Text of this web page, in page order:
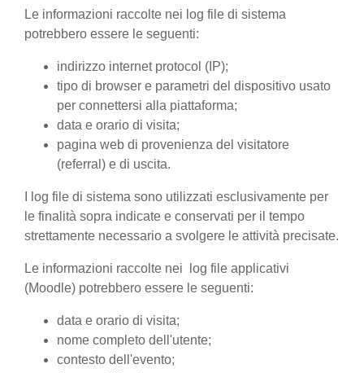
Le informazioni raccolte nei log file di sistema
potrebbero essere le seguenti:
indirizzo internet protocol (IP);
tipo di browser e parametri del dispositivo usato
per connettersi alla piattaforma;
data e orario di visita;
pagina web di provenienza del visitatore
(referral) e di uscita.
I log file di sistema sono utilizzati esclusivamente per
le finalità sopra indicate e conservati per il tempo
strettamente necessario a svolgere le attività precisate.
Le informazioni raccolte nei log file applicativi
(Moodle) potrebbero essere le seguenti:
data e orario di visita;
nome completo dell'utente;
contesto dell'evento;